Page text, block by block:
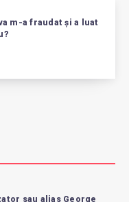
m-a fraudat și a luat
sau alias George